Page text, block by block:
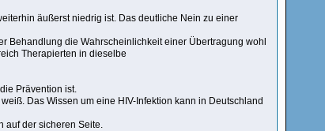
äußerst niedrig ist. Das deutliche Nein zu einer
Behandlung die Wahrscheinlichkeit einer Übertragung wohl
Therapierten in dieselbe
Prävention ist.
Das Wissen um eine HIV-Infektion kann in Deutschland
auf der sicheren Seite.